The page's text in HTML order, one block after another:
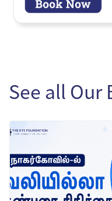
See all Our